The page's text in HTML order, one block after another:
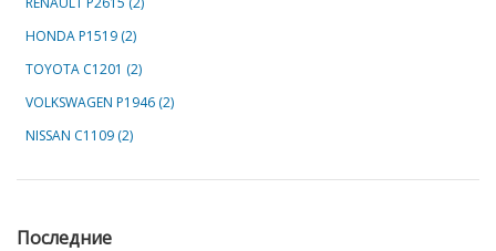
HONDA P1519 (2)
TOYOTA C1201 (2)
VOLKSWAGEN P1946 (2)
NISSAN C1109 (2)
Последние